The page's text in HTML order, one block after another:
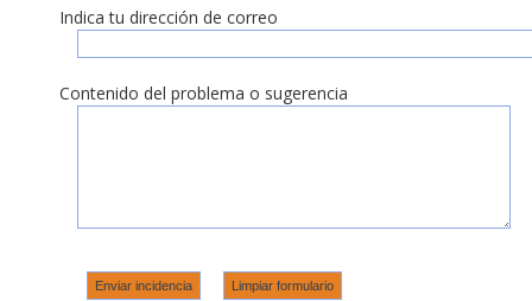
Indica tu dirección de correo
Contenido del problema o sugerencia